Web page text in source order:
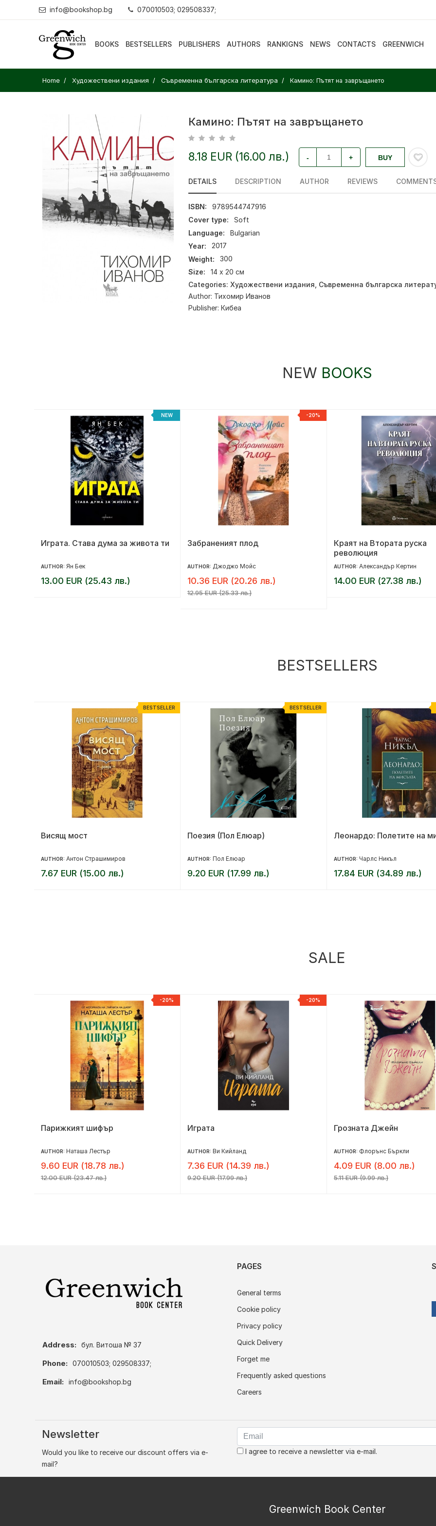
info@bookshop.bg 070010503; 029508337;
BOOKS BESTSELLERS PUBLISHERS AUTHORS RANKIGNS NEWS CONTACTS GREENWICH
Home Художествени издания Съвременна българска литература Камино: Пътят на завръщането
Камино: Пътят на завръщането
8.18 EUR (16.00 лв.) - + BUY
DETAILS DESCRIPTION AUTHOR REVIEWS
ISBN:
9789544747916
Cover type:
Soft
Language:
Bulgarian
Year:
2017
Weight:
300
Size:
14 x 20 см
Categories: Художествени издания Съвременна българска
Author: Тихомир Иванов
Publisher: Кибеа
NEW BOOKS
NEW
Играта. Става дума за живота ти
AUTHOR: Ян Бек
13.00 EUR (25.43 лв.)
-20%
Забраненият плод
AUTHOR: Джоджо Мойс
10.36 EUR (20.26 лв.)
12.95 EUR (25.33 лв.)
Краят на Втората руска
революция
AUTHOR: Александър Кертин
14.00 EUR (27.38 лв.)
BESTSELLERS
BESTSELLER
Висящ мост
AUTHOR: Антон Страшимиров
7.67 EUR (15.00 лв.)
BESTSELLER
Поезия (Пол Елюар)
AUTHOR: Пол Елюар
9.20 EUR (17.99 лв.)
Леонардо: Полетите на
AUTHOR: Чарлс Никъл
17.84 EUR (34.89 лв.)
SALE
-20%
Парижкият шифър
AUTHOR: Наташа Лестър
9.60 EUR (18.78 лв.)
12.00 EUR (23.47 лв.)
-20%
Играта
AUTHOR: Ви Кийланд
7.36 EUR (14.39 лв.)
9.20 EUR (17.99 лв.)
Грозната Джейн
AUTHOR: Флорънс Бъркли
4.09 EUR (8.00 лв.)
5.11 EUR (9.99 лв.)
Address: бул. Витоша № 37
Phone: 070010503; 029508337;
Email: info@bookshop.bg
PAGES
General terms
Cookie policy
Privacy policy
Quick Delivery
Forget me
Frequently asked questions
Careers
Newsletter
Would you like to receive our discount offers via e-
mail?
I agree to receive a newsletter via e-mail.
Greenwich Book Center